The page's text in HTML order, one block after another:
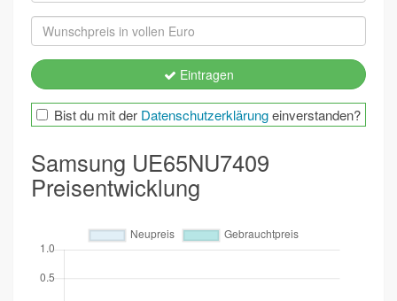
Eintragen
Bist du mit der Datenschutzerklärungeinverstanden?
Samsung UE65NU7409
Preisentwicklung